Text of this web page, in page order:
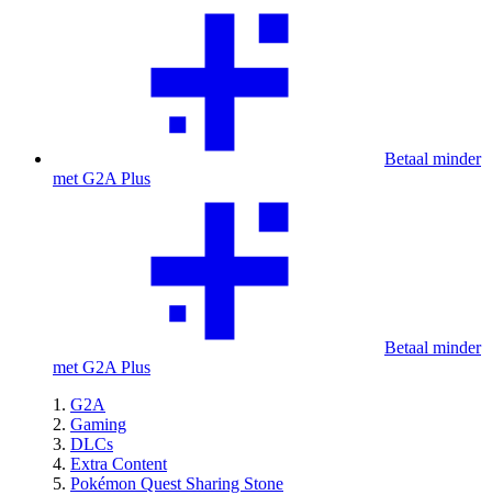
Betaal minder
met G2A Plus
Betaal minder
met G2A Plus
G2A
Gaming
DLCs
Extra Content
Pokémon Quest Sharing Stone